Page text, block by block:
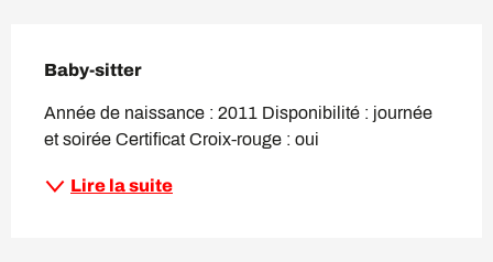
Baby-sitter
Année de naissance : 2011 Disponibilité : journée
et soirée Certificat Croix-rouge : oui
Lire la suite